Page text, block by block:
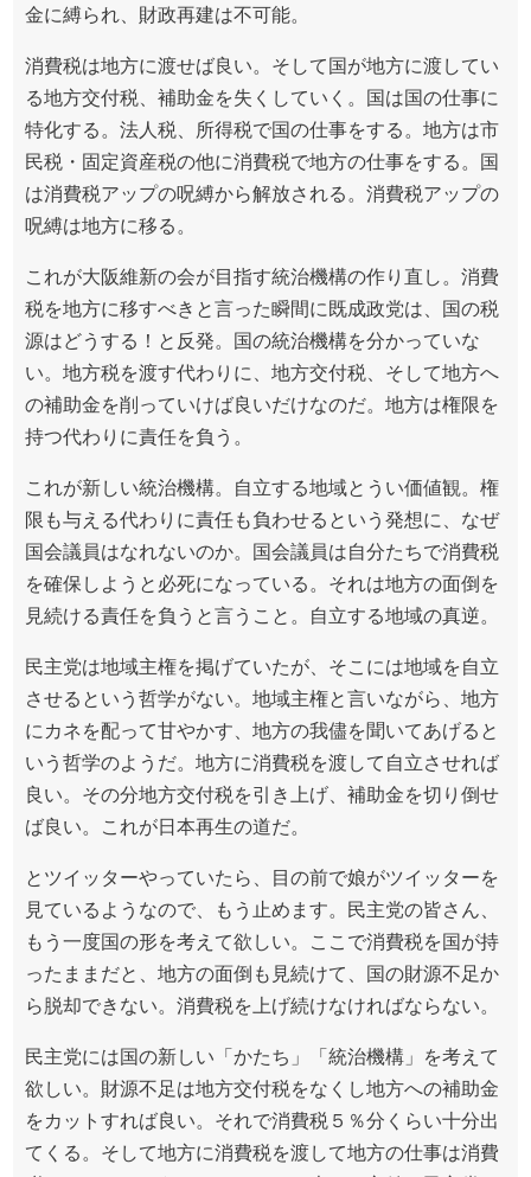
金に縛られ、財政再建は不可能。
消費税は地方に渡せば良い。そして国が地方に渡してい
る地方交付税、補助金を失くしていく。国は国の仕事に
特化する。法人税、所得税で国の仕事をする。地方は市
民税・固定資産税の他に消費税で地方の仕事をする。国
は消費税アップの呪縛から解放される。消費税アップの
呪縛は地方に移る。
これが大阪維新の会が目指す統治機構の作り直し。消費
税を地方に移すべきと言った瞬間に既成政党は、国の税
源はどうする！と反発。国の統治機構を分かっていな
い。地方税を渡す代わりに、地方交付税、そして地方へ
の補助金を削っていけば良いだけなのだ。地方は権限を
持つ代わりに責任を負う。
これが新しい統治機構。自立する地域とうい価値観。権
限も与える代わりに責任も負わせるという発想に、なぜ
国会議員はなれないのか。国会議員は自分たちで消費税
を確保しようと必死になっている。それは地方の面倒を
見続ける責任を負うと言うこと。自立する地域の真逆。
民主党は地域主権を掲げていたが、そこには地域を自立
させるという哲学がない。地域主権と言いながら、地方
にカネを配って甘やかす、地方の我儘を聞いてあげると
いう哲学のようだ。地方に消費税を渡して自立させれば
良い。その分地方交付税を引き上げ、補助金を切り倒せ
ば良い。これが日本再生の道だ。
とツイッターやっていたら、目の前で娘がツイッターを
見ているようなので、もう止めます。民主党の皆さん、
もう一度国の形を考えて欲しい。ここで消費税を国が持
ったままだと、地方の面倒も見続けて、国の財源不足か
ら脱却できない。消費税を上げ続けなければならない。
民主党には国の新しい「かたち」「統治機構」を考えて
欲しい。財源不足は地方交付税をなくし地方への補助金
をカットすれば良い。それで消費税５％分くらい十分出
てくる。そして地方に消費税を渡して地方の仕事は消費